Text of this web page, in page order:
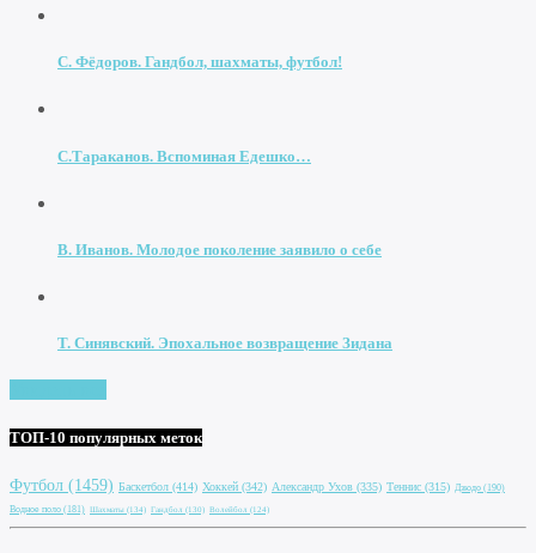
С. Фёдоров. Гандбол, шахматы, футбол!
С.Тараканов. Вспоминая Едешко…
В. Иванов. Молодое поколение заявило о себе
Т. Синявский. Эпохальное возвращение Зидана
ТОП-10 популярных меток
Футбол (1459) Баскетбол (414) Хоккей (342) Александр Ухов (335) Теннис (315) Дзюдо (190)
Водное поло (181) Шахматы (134) Гандбол (130) Волейбол (124)